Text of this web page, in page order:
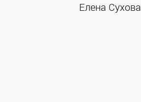
Елена Сухова